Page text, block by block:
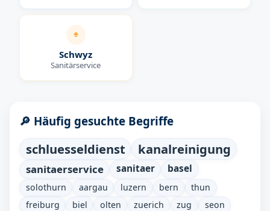
Schwyz
Sanitärservice
🔎 Häufig gesuchte Begriffe
schluesseldienst kanalreinigung
sanitaerservice sanitaer basel
solothurn aargau luzern bern
thun
freiburg
biel olten zuerich zug
seon